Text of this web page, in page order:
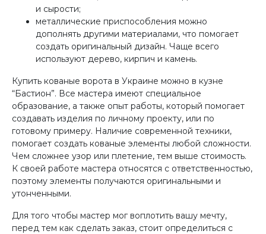
и сырости;
металлические приспособления можно
дополнять другими материалами, что помогает
создать оригинальный дизайн. Чаще всего
используют дерево, кирпич и камень.
Купить кованые ворота в Украине можно в кузне
“Бастион”. Все мастера имеют специальное
образование, а также опыт работы, который помогает
создавать изделия по личному проекту, или по
готовому примеру. Наличие современной техники,
помогает создать кованые элементы любой сложности.
Чем сложнее узор или плетение, тем выше стоимость.
К своей работе мастера относятся с ответственностью,
поэтому элементы получаются оригинальными и
утонченными.
Для того чтобы мастер мог воплотить вашу мечту,
перед тем как сделать заказ, стоит определиться с